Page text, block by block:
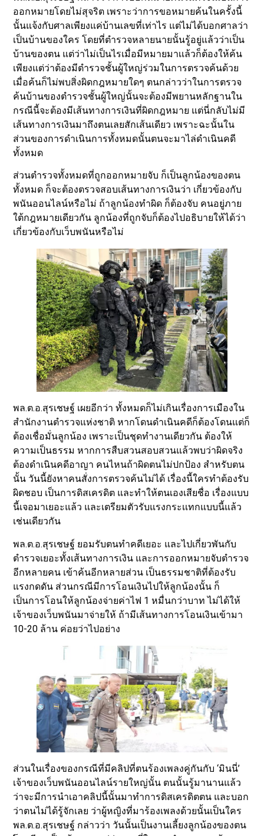
ออกหมายโดยไม่สุจริต เพราะว่าการขอหมายค้นในครั้งนี้
นั้นแจ้งกับศาลเพียงแค่บ้านเลขที่เท่าไร แต่ไม่ได้บอกศาลว่า
เป็นบ้านของใคร โดยที่ตำรวจหลายนายนั้นรู้อยู่แล้วว่าเป็น
บ้านของตน แต่ว่าไม่เป็นไรเมื่อมีหมายมาเเล้วก็ต้องให้ค้น
เพียงแต่ว่าต้องมีตำรวจชั้นผู้ใหญ่ร่วมในการตรวจค้นด้วย
เมื่อค้นก็ไม่พบสิ่งผิดกฎหมายใดๆ ตนกล่าวว่าในการตรวจ
ค้นบ้านของตำรวจชั้นผู้ใหญ่นั้นจะต้องมีพยานหลักฐานใน
กรณีนี้จะต้องมีเส้นทางการเงินที่ผิดกฎหมาย แต่นี่กลับไม่มี
เส้นทางการเงินมาถึงตนเลยสักเส้นเดียว เพราะฉะนั้นใน
ส่วนของการดำเนินการทั้งหมดนั้นตนจะมาไล่ดำเนินคดี
ทั้งหมด
ส่วนตำรวจทั้งหมดที่ถูกออกหมายจับ ก็เป็นลูกน้องของตน
ทั้งหมด ก็จะต้องตรวจสอบเส้นทางการเงินว่า เกี่ยวข้องกับ
พนันออนไลน์หรือไม่ ถ้าลูกน้องทำผิด ก็ต้องจับ คนอยู่ภาย
ใต้กฎหมายเดียวกัน ลูกน้องที่ถูกจับก็ต้องไปอธิบายให้ได้ว่า
เกี่ยวข้องกับเว็บพนันหรือไม่
พล.ต.อ.สุรเชษฐ์ เผยอีกว่า ทั้งหมดก็ไม่เกินเรื่องการเมืองใน
สำนักงานตำรวจแห่งชาติ หากโดนดำเนินคดีก็ต้องโดนแต่ก็
ต้องเชื่อมั่นลูกน้อง เพราะเป็นชุดทำงานเดียวกัน ต้องให้
ความเป็นธรรม หากการสืบสวนสอบสวนแล้วพบว่าผิดจริง
ต้องดำเนินคดีอาญา คนไหนถ้าผิดตนไม่ปกป้อง สำหรับตน
นั้น วันนี้ยังหาคนสั่งการตรวจค้นไม่ได้ เรื่องนี้ใครทำต้องรับ
ผิดชอบ เป็นการดิสเครดิต และทำให้ตนเองเสียชื่อ เรื่องแบบ
นี้เจอมาเยอะแล้ว และเตรียมตัวรับแรงกระเเทกแบบนี้แล้ว
เช่นเดียวกัน
พล.ต.อ.สุรเชษฐ์ ยอมรับตนทำคดีเยอะ และไปเกี่ยวพันกับ
ตำรวจเยอะทั้งเส้นทางการเงิน และการออกหมายจับตำรวจ
อีกหลายคน เข้าค้นอีกหลายส่วน เป็นธรรมชาติที่ต้องรับ
แรงกดดัน ส่วนกรณีมีการโอนเงินไปให้ลูกน้องนั้น ก็
เป็นการโอนให้ลูกน้องจ่ายค่าไฟ 1 หมื่นกว่าบาท ไม่ได้ให้
เจ้าของเว็บพนันมาจ่ายให้ ถ้ามีเส้นทางการโอนเงินเข้ามา
10-20 ล้าน ค่อยว่าไปอย่าง
ส่วนในเรื่องของกรณีที่มีคลิปที่ตนร้องเพลงคู่กันกับ ‘มินนี่’
เจ้าของเว็บพนันออนไลน์รายใหญ่นั้น ตนนั้นรู้มานานแล้ว
ว่าจะมีการนำเอาคลิปนี้นั้นมาทำการดิสเครดิตตน และบอก
ว่าตนไม่ได้รู้จักเลย ว่าผู้หญิงที่มาร้องเพลงด้วยนั้นเป็นใคร
พล.ต.อ.สุรเชษฐ์ กล่าวว่า วันนั้นเป็นงานเลี้ยงลูกน้องของตน